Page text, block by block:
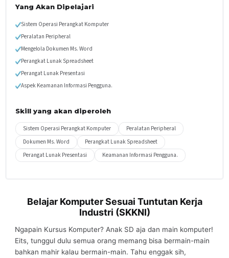
Yang Akan Dipelajari
Sistem Operasi Perangkat Komputer
Peralatan Peripheral
Mengelola Dokumen Ms. Word
Perangkat Lunak Spreadsheet
Perangat Lunak Presentasi
Aspek Keamanan Informasi Pengguna.
Skill yang akan diperoleh
Sistem Operasi Perangkat Komputer
Peralatan Peripheral
Dokumen Ms. Word
Perangkat Lunak Spreadsheet
Perangat Lunak Presentasi
Keamanan Informasi Pengguna.
Belajar Komputer Sesuai Tuntutan Kerja
Industri (SKKNI)
Ngapain Kursus Komputer? Anak SD aja dan main komputer!
Eits, tunggul dulu semua orang memang bisa bermain-main
bahkan mahir kalau bermain-main. Tahu enggak sih,